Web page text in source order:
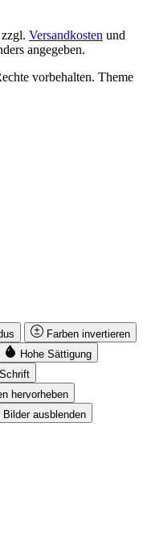
Versandkosten und
angegeben.
vorbehalten. Theme
Farben invertieren
Hohe Sättigung
hervorheben
Bilder ausblenden